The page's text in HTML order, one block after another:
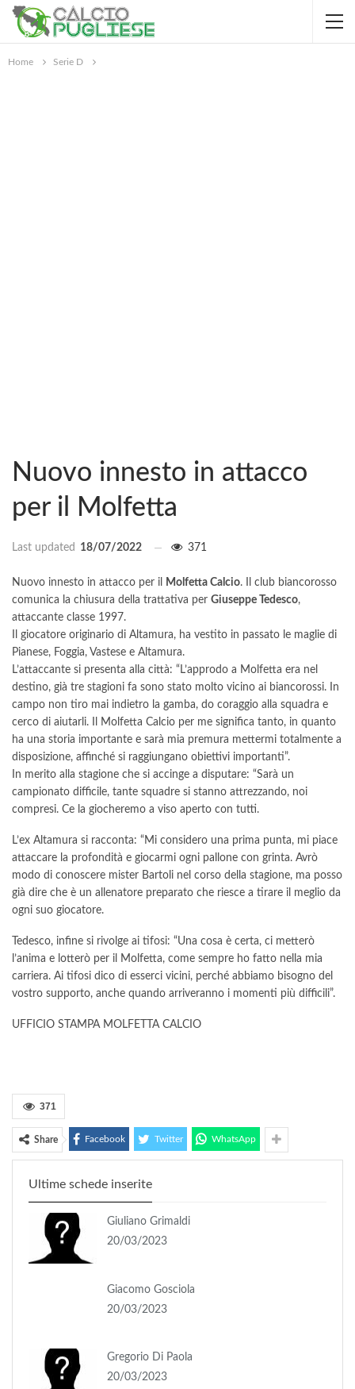
Home Serie D
Nuovo innesto in attacco
per il Molfetta
Last updated 18/07/2022 371
Nuovo innesto in attacco per il Molfetta Calcio. Il club biancorosso
comunica la chiusura della trattativa per Giuseppe Tedesco,
attaccante classe 1997.
Il giocatore originario di Altamura, ha vestito in passato le maglie di
Pianese, Foggia, Vastese e Altamura.
L’attaccante si presenta alla città: “L’approdo a Molfetta era nel
destino, già tre stagioni fa sono stato molto vicino ai biancorossi. In
campo non tiro mai indietro la gamba, do coraggio alla squadra e
cerco di aiutarli. Il Molfetta Calcio per me significa tanto, in quanto
ha una storia importante e sarà mia premura mettermi totalmente a
disposizione, affinché si raggiungano obiettivi importanti”.
In merito alla stagione che si accinge a disputare: “Sarà un
campionato difficile, tante squadre si stanno attrezzando, noi
compresi. Ce la giocheremo a viso aperto con tutti.
L’ex Altamura si racconta: “Mi considero una prima punta, mi piace
attaccare la profondità e giocarmi ogni pallone con grinta. Avrò
modo di conoscere mister Bartoli nel corso della stagione, ma posso
già dire che è un allenatore preparato che riesce a tirare il meglio da
ogni suo giocatore.
Tedesco, infine si rivolge ai tifosi: “Una cosa è certa, ci metterò
l’anima e lotterò per il Molfetta, come sempre ho fatto nella mia
carriera. Ai tifosi dico di esserci vicini, perché abbiamo bisogno del
vostro supporto, anche quando arriveranno i momenti più difficili”.
UFFICIO STAMPA MOLFETTA CALCIO
371
Share Facebook Twitter WhatsApp
Ultime schede inserite
Giuliano Grimaldi
20/03/2023
Giacomo Gosciola
20/03/2023
Gregorio Di Paola
20/03/2023